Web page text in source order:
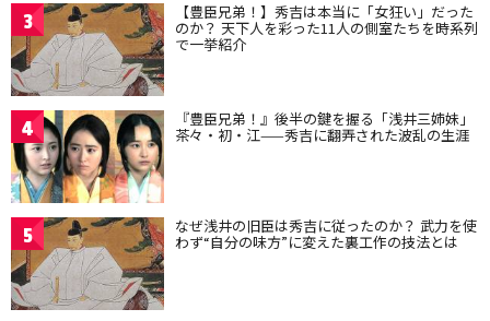
3 【豊臣兄弟！】秀吉は本当に「女狂い」だった
のか？ 天下人を彩った11人の側室たちを時系列
で一挙紹介
4 『豊臣兄弟！』後半の鍵を握る「浅井三姉妹」
茶々・初・江——秀吉に翻弄された波乱の生涯
5 なぜ浅井の旧臣は秀吉に従ったのか？ 武力を使
わず“自分の味方”に変えた裏工作の技法とは